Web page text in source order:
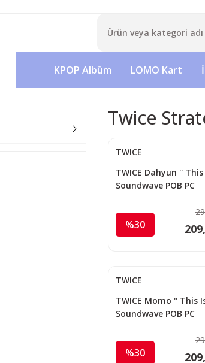
KPOP Albüm LOMO Kart
Twice
TWICE
TWICE Dahyun ''
Soundwave POB PC
%30
TWICE
TWICE Momo '' This
Soundwave POB PC
%30